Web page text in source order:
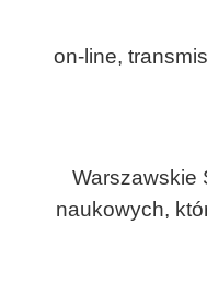
on-line,
Warszawskie
naukowych,